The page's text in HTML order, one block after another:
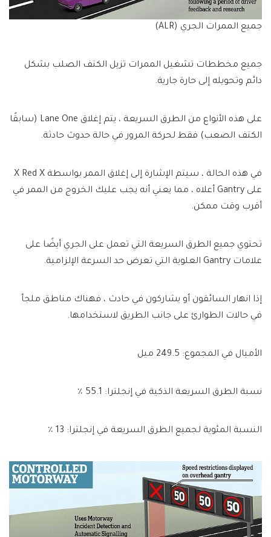
جميع الممرات الجري (ALR)
جميع مخططات تشغيل الممرات تزيل الكتف الصلب بشكل
دائم وتحويله إلى حارة جارية.
على هذه الأنواع من الطرق السريعة ، يتم إغلاق Lane One (سابقًا
الكتف الصعب) فقط لحركة المرور في حالة حدوث حادثة.
في هذه الحالة ، سيتم الإشارة إلى إغلاق الممر بواسطة X Red X
على Gantry أعلاه ، مما يعني أنه يجب عليك الخروج من الممر في
أقرب وقت ممكن.
تحتوي جميع الطرق السريعة التي تعمل على الجري أيضًا على
علامات Gantry العلوية التي تعرض حد السرعة الإلزامية.
إذا انهار السائقون أو يشاركون في حادث ، فهناك مناطق ملجأ
في حالات الطوارئ على جانب الطريق لاستخدامها.
الأميال في المجموع: 249.5 ميل
نسبة الطرق السريعة الذكية في إنجلترا: 55.1 ٪
النسبة المئوية لجميع الطرق السريعة في إنجلترا: 13 ٪